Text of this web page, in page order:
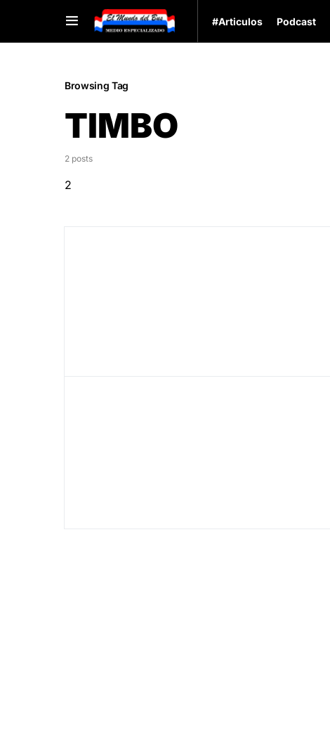
#Articulos Podcast
Browsing Tag
TIMBO
2 posts
2